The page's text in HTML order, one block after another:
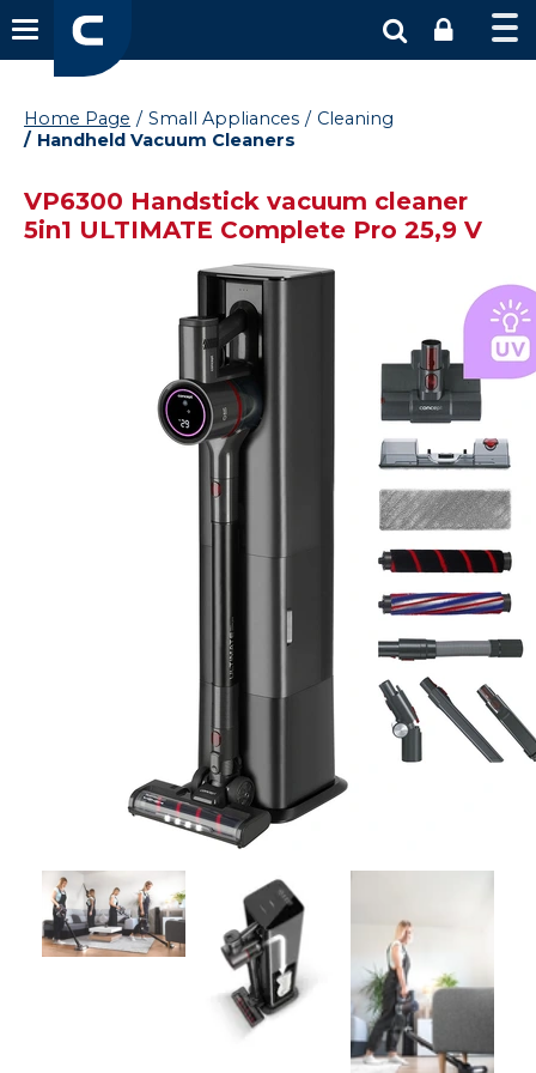
Home Page Small Appliances
Cleaning
Handheld Vacuum Cleaners
VP6300 Handstick vacuum cleaner
5in1 ULTIMATE Complete Pro 25,9 V